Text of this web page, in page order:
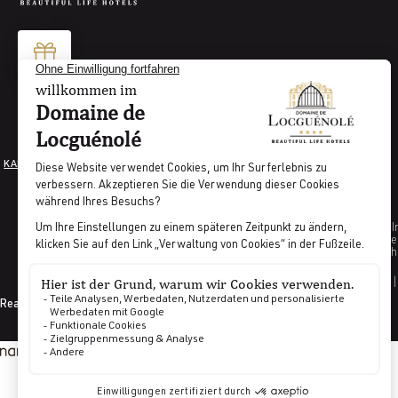
KARRIERE RECHTLICHE HINWEISE AGB VERWALTUNG VON COOKIES
Indikator Prozentsatz der weiblichen
Indikator
GDS CODES
Realisiert von